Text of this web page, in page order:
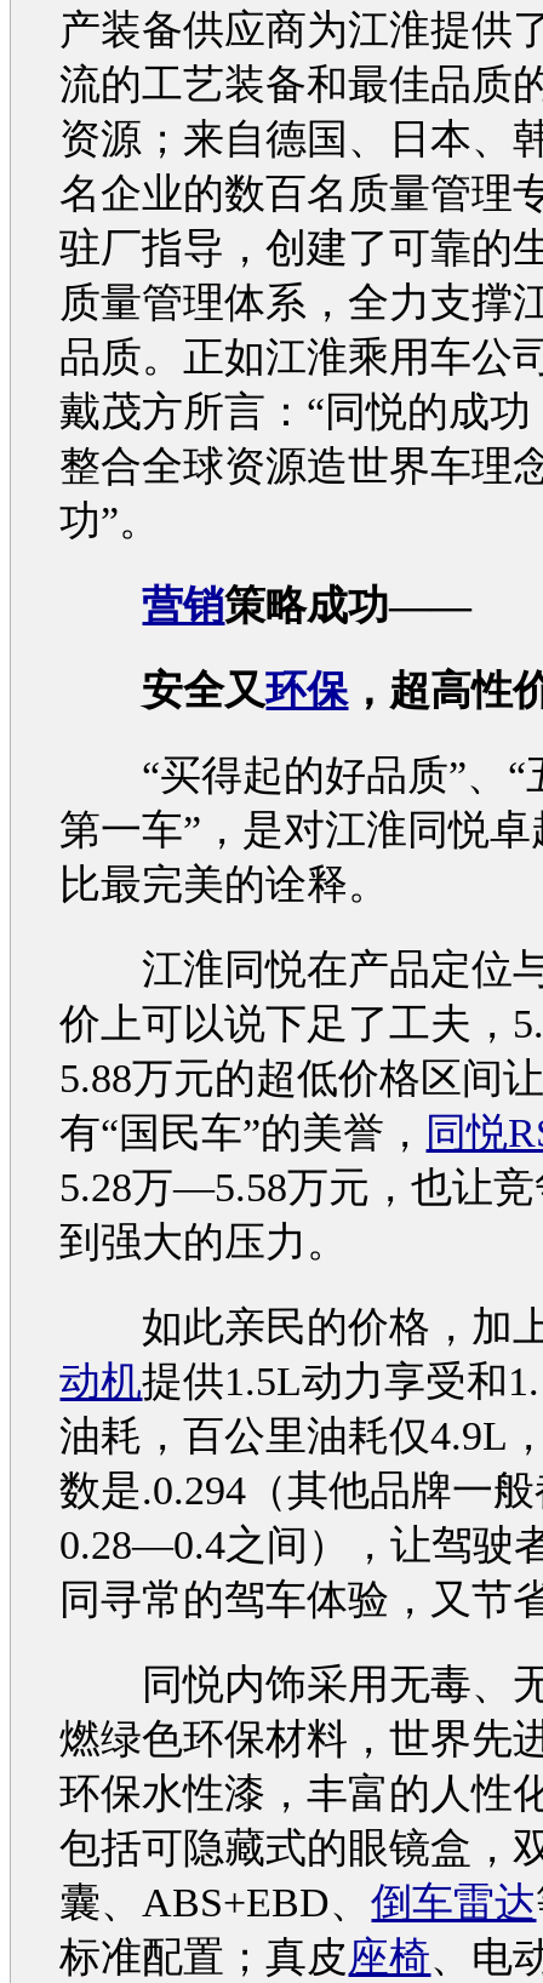
产装备供应商为江淮提供
流的工艺装备和最佳品质
资源；来自德国、日本、
名企业的数百名质量管理
驻厂指导，创建了可靠的
质量管理体系，全力支撑
品质。正如江淮乘用车公
戴茂方所言：“同悦的成功
整合全球资源造世界车理
功”。
营销策略成功——
安全又环保，超高性
“买得起的好品质”、“
第一车”，是对江淮同悦卓
比最完美的诠释。
江淮同悦在产品定位
价上可以说下足了工夫，
5.88万元的超低价格区间
有“国民车”的美誉， 同悦
5.28万—5.58万元，也让
到强大的压力。
如此亲民的价格，加
动机提供1.5L动力享受和
油耗，百公里油耗仅4.9L
数是.0.294（其他品牌一
0.28—0.4之间），让驾驶
同寻常的驾车体验，又节
同悦内饰采用无毒、
燃绿色环保材料，世界先
环保水性漆，丰富的人性
包括可隐藏式的眼镜盒，
囊、ABS+EBD、倒车雷达
标准配置；真皮座椅、电